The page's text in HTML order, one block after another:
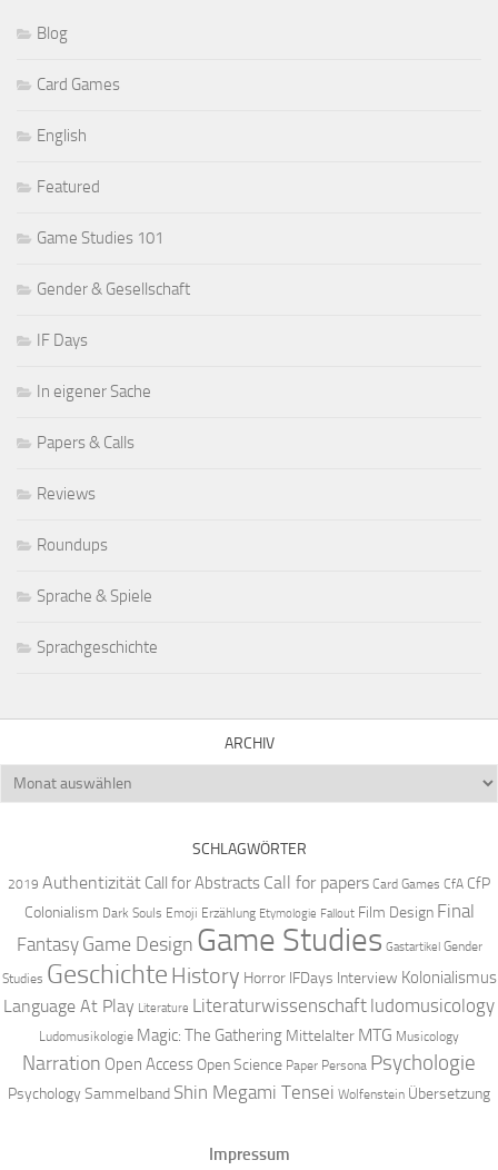
Blog
Card Games
English
Featured
Game Studies 101
Gender & Gesellschaft
IF Days
In eigener Sache
Papers & Calls
Reviews
Roundups
Sprache & Spiele
Sprachgeschichte
ARCHIV
Archiv
SCHLAGWÖRTER
2019 Authentizität Call for Abstracts Call for papers Card Games CfA CfP
Colonialism Dark Souls Emoji Erzählung Etymologie Fallout Film Design Final
Fantasy Game Design Game Studies Gastartikel Gender
Studies Geschichte History Horror IFDays Interview Kolonialismus
Language At Play Literature Literaturwissenschaft ludomusicology
Ludomusikologie Magic: The Gathering Mittelalter MTG Musicology
Narration Open Access Open Science Paper Persona Psychologie
PsychologySammelband Shin Megami Tensei Wolfenstein Übersetzung
Impressum